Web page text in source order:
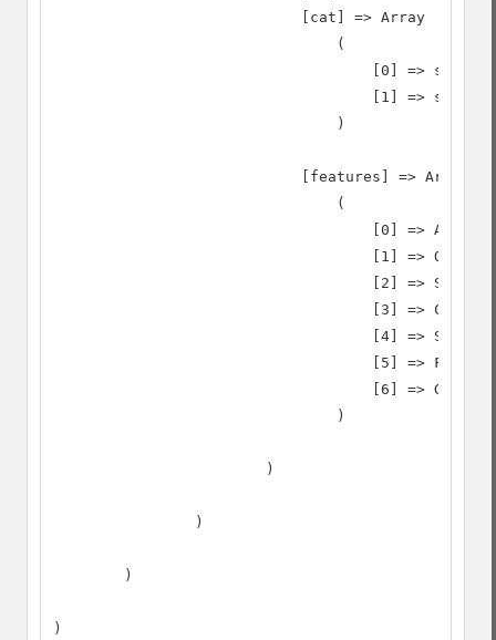
                            [cat] => Array
                                (
[0] =>
                                    [1] => search
                                )
                            [features] => Array
                                (
[0] =>
[1] =>
[2] =>
[3] =>
[4] =>
[5] =>
[6] => Good
                                )
                        )
                )
        )
)